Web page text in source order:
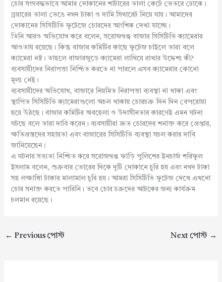
চোর সংঘবদ্ধভাবে আমার দোকানের শাটারের তালা কেটে ভেতরে ঢোকে।
ড্রয়ারের তালা ভেঙে নগদ টাকা ও দামি সিগারেট নিয়ে যায়। আমাদের
দোকানের সিসিটিভি ফুটেজে চোরদের আংশিক দেখা যাচ্ছে।
তিনি আরও অভিযোগ করে বলেন, সরোজগঞ্জ বাজার সিসিটিভি ক্যামেরার
আওতায় রয়েছে। কিন্তু বাজার কমিটির কাছে ফুটেজ চাইলে তারা বলে
ক্যামেরা নষ্ট। তাহলে বাজারজুড়ে ক্যামেরা লাগিয়ে রাখার উদ্দেশ্য কী?
ব্যবসায়ীদের নিরাপত্তা নিশ্চিত করতে না পারলে এসব ক্যামেরার কোনো
মূল্য নেই।
ব্যবসায়ীদের অভিযোগ, বাজারে নিয়মিত নিরাপত্তা ব্যবস্থা না থাকা এবং
স্থাপিত সিসিটিভি ক্যামেরাগুলো অচল থাকায় চোরচক্র দিন দিন বেপরোয়া
হয়ে উঠছে। বাজার কমিটির অবহেলা ও উদাসীনতার কারণেই এমন ঘটনা
ঘটছে বলে তারা দাবি করেন। ব্যবসায়ীরা দ্রুত চোরদের শনাক্ত করে গ্রেপ্তার,
ক্ষতিগ্রস্তদের সহায়তা এবং বাজারের সিসিটিভি ব্যবস্থা সচল করার দাবি
জানিয়েছেন।
এ ঘটনার সত্যতা নিশ্চিত করে সরোজগঞ্জ ফাড়ি পুলিশের ইনচার্জ শরিফুল
ইসলাম বলেন, শুক্রবার ভোরের দিকে দুটি দোকানে চুরি হয় এবং নগদ টাকা
সহ লক্ষাধিা টাকার মালামাল চুরি হয়। আমরা সিসিটিভি ফুটেজ দেখে এখনো
চোর সনাক্ত করতে পারিনি। তবে চোর চক্রদের আটকের জন্য কার্যক্রম
চলমান রয়েছে।
← Previous পোস্ট Next পোস্ট →